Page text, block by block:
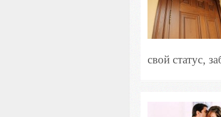
свой статус,